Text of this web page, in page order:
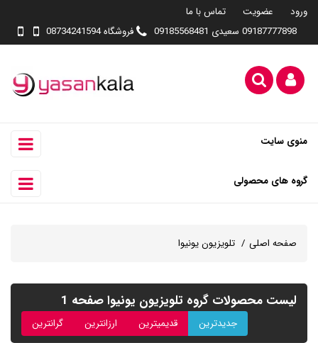
ورود عضویت
تماس با ما
09187777898 سعیدی 09185568481
فروشگاه 08734241594
منوی سایت
گروه های محصولی
صفحه اصلی تلویزیون یونیوا
لیست محصولات گروه تلویزیون یونیوا صفحه 1
جدیدترین قدیمیترین ارزانترین گرانترین